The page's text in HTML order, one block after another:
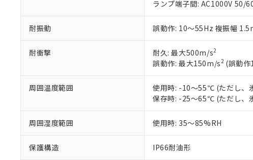
ランプ端子間: AC1000V 50/
耐振動 誤動作: 10～55Hz 複振幅
耐衝撃 耐久: 最大500m/s2
誤動作: 最大150m/s2(誤動作
周囲温度範囲
使用時: -10～55℃ (ただし、
保存時: -25～65℃ (ただし、
周囲湿度範囲 使用時: 35～85%RH
保護構造 IP66耐油形
マイパーツ機能（
お客様が当ウェブサ
が、当社の製品・サ
さい。
※当社の共同利用者
いる法人を指します
※3 非含有証明書ダウ
下記の非含有証明書をダ
EU RoHS指令（10物質）
51物質の非含有証明書（
※本証明書は発行日時点で
また、RoHS指令のフタ
混在することから備考欄
既に当社にて対応品への
「ｅ」：有害物質（10物
「10」：通常の使用状況
味します。
「－」：未確認です。当
機器販売店・当
空
白
受注生産機種、